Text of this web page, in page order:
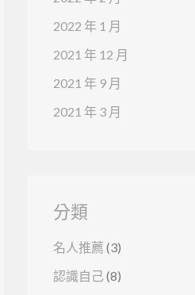
2022 年 1 月
2021 年 12 月
2021 年 9 月
2021 年 3 月
分類
名人推薦 (3)
認識自己 (8)